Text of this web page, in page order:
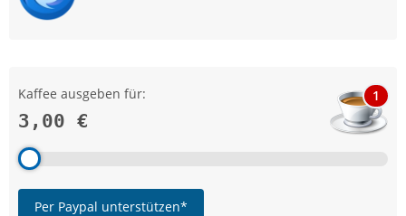
Kaffee ausgeben für:
3,00 €
1
Per Paypal unterstützen*